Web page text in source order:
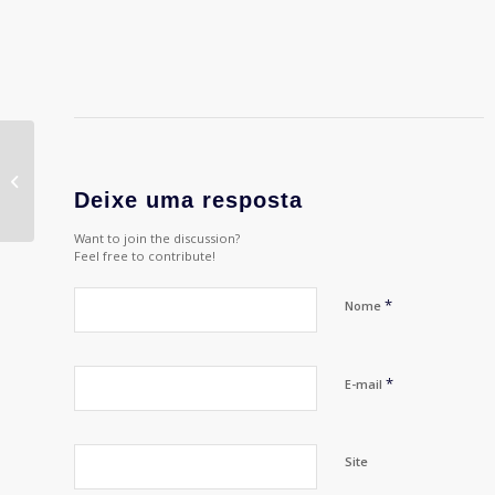
Deixe uma resposta
Want to join the discussion?
Feel free to contribute!
Nome *
E-mail *
Site
BANHO DE